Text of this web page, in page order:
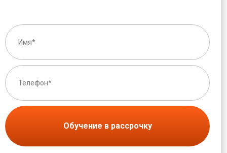
Обучение в рассрочку